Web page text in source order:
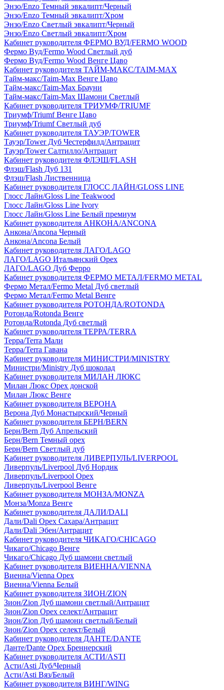
Энзо/Enzo Темный эвкалипт/Черный
Энзо/Enzo Темный эвкалипт/Хром
Энзо/Enzo Светлый эвкалипт/Черный
Энзо/Enzo Светлый эвкалипт/Хром
Кабинет руководителя ФЕРМО ВУД/FERMO WOOD
Фермо Вуд/Fermo Wood Светлый дуб
Фермо Вуд/Fermo Wood Венге Цаво
Кабинет руководителя ТАЙМ-МАКС/TAIM-MAX
Тайм-макс/Taim-Max Венге Цаво
Тайм-макс/Taim-Max Брауни
Тайм-макс/Taim-Max Шамони Светлый
Кабинет руководителя ТРИУМФ/TRIUMF
Триумф/Triumf Венге Цаво
Триумф/Triumf Светлый дуб
Кабинет руководителя ТАУЭР/TOWER
Тауэр/Tower Дуб Честерфилд/Антрацит
Тауэр/Tower Салтилло/Антрацит
Кабинет руководителя ФЛЭШ/FLASH
Флэш/Flash Дуб 131
Флэш/Flash Лиственница
Кабинет руководителя ГЛОСС ЛАЙН/GLOSS LINE
Глосс Лайн/Gloss Line Teakwood
Глосс Лайн/Gloss Line Ivory
Глосс Лайн/Gloss Line Белый премиум
Кабинет руководителя АНКОНА/ANCONA
Анкона/Ancona Черный
Анкона/Ancona Белый
Кабинет руководителя ЛАГО/LAGO
ЛАГО/LAGO Итальянский Орех
ЛАГО/LAGO Дуб Ферро
Кабинет руководителя ФЕРМО МЕТАЛ/FERMO METAL
Фермо Метал/Fermo Metal Дуб светлый
Фермо Метал/Fermo Metal Венге
Кабинет руководителя РОТОНДА/ROTONDA
Ротонда/Rotonda Венге
Ротонда/Rotonda Дуб светлый
Кабинет руководителя ТЕРРА/TERRA
Терра/Terra Мали
Терра/Terra Гавана
Кабинет руководителя МИНИСТРИ/MINISTRY
Министри/Ministry Дуб шоколад
Кабинет руководителя МИЛАН ЛЮКС
Милан Люкс Орех донской
Милан Люкс Венге
Кабинет руководителя ВЕРОНА
Верона Дуб Монастырский/Черный
Кабинет руководителя БЕРН/BERN
Берн/Bern Дуб Апрельский
Берн/Bern Темный орех
Берн/Bern Светлый дуб
Кабинет руководителя ЛИВЕРПУЛЬ/LIVERPOOL
Ливерпуль/Liverpool Дуб Нордик
Ливерпуль/Liverpool Орех
Ливерпуль/Liverpool Венге
Кабинет руководителя МОНЗА/MONZA
Монза/Monza Венге
Кабинет руководителя ДАЛИ/DALI
Дали/Dali Орех Cахара/Антрацит
Дали/Dali Эбен/Антрацит
Кабинет руководителя ЧИКАГО/CHICAGO
Чикаго/Chicago Венге
Чикаго/Chicago Дуб шамони светлый
Кабинет руководителя ВИЕННА/VIENNA
Виенна/Vienna Орех
Виенна/Vienna Белый
Кабинет руководителя ЗИОН/ZION
Зион/Zion Дуб шамони светлый/Антрацит
Зион/Zion Орех селект/Антрацит
Зион/Zion Дуб шамони светлый/Белый
Зион/Zion Орех селект/Белый
Кабинет руководителя ДАНТЕ/DANTE
Данте/Dante Орех Бреннерский
Кабинет руководителя АСТИ/ASTI
Асти/Asti Дуб/Черный
Асти/Asti Вяз/Белый
Кабинет руководителя ВИНГ/WING